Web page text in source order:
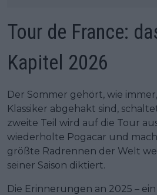
Tour de France:
Kapitel 2026
Der Sommer gehört, wie
Klassiker abgehakt sind,
zweite Teil wird auf die Tour
wiederholte Pogacar und
größte Radrennen der Welt
seiner Saison diktiert.
Die Erinnerungen an 2025 –